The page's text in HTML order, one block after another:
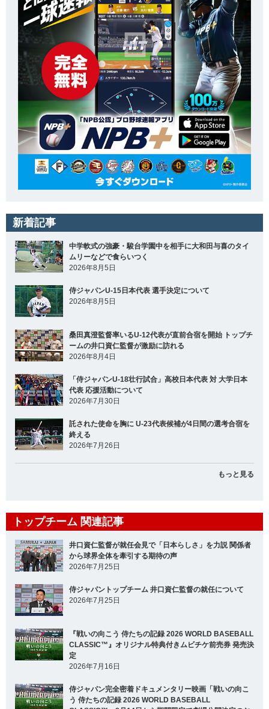
新着記事
中学軟式の強豪・駿台学園中を相手に大和田与喜のタイ
ムリーなどで食らいつく
2026年8月5日
侍ジャパンU-15日本代表 選手決定について
2026年8月5日
桑田真澄監督率いるU-12代表が直前合宿を開始 トップチ
ームの井口資仁監督が激励に訪れる
2026年8月4日
「侍ジャパンU-18壮行試合」高校日本代表 対 大学日本
代表 応援活動について
2026年7月30日
託された使命を胸に U-23代表候補が4日間の選考合宿を
終える
2026年7月26日
もっと見る
トップチーム 関連記事
井口資仁監督が就任会見で「日本らしさ」を力説 関係者
から球界全体を牽引する期待の声
2026年7月25日
侍ジャパントップチーム 井口資仁監督の就任について
2026年7月25日
『戦いの向こう 侍たちの記録 2026 WORLD BASEBALL
CLASSIC™』オリジナル特典付きムビチケ前売券 発売決
定
2026年7月16日
侍ジャパン完全密着ドキュメンタリー映画「戦いの向こ
う 侍たちの記録 2026 WORLD BASEBALL